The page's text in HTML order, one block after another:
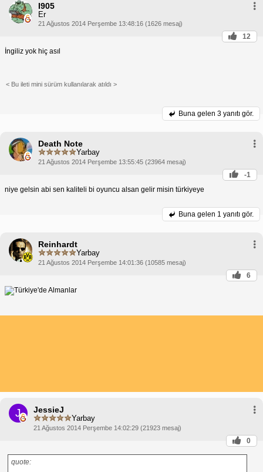
I905
Er
21 Ağustos 2014 Perşembe 13:48:16 (1626 mesaj)
12
İngiliz yok hiç asıl
< Bu ileti mini sürüm kullanılarak atıldı >
Buna gelen 3 yanıtı gör.
Death Note
Yarbay
21 Ağustos 2014 Perşembe 13:55:45 (23964 mesaj)
-1
niye gelsin abi sen kaliteli bi oyuncu alsan gelir misin türkiyeye
Buna gelen 1 yanıtı gör.
Reinhardt
Yarbay
21 Ağustos 2014 Perşembe 14:01:36 (10585 mesaj)
6
J JessieJ
Yarbay
21 Ağustos 2014 Perşembe 14:02:29 (21923 mesaj)
0
quote: